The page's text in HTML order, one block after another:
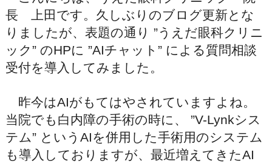
長 上田です。久しぶりのブログ更新とな
りましたが、表題の通り ”うえだ眼科クリニ
ック” のHPに ”AIチャット” による質問相談
受付を導入してみました。
昨今はAIがもてはやされていますよね。
当院でも白内障の手術の時に、 ”V-Lynkシス
テム” というAIを併用した手術用のシステム
も導入しておりますが、最近増えてきたAI